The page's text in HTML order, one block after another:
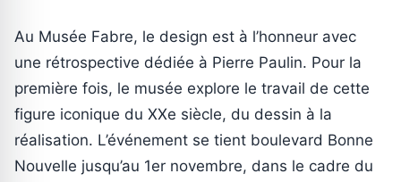
Au Musée Fabre, le design est à l’honneur avec
une rétrospective dédiée à Pierre Paulin. Pour la
première fois, le musée explore le travail de cette
figure iconique du XXe siècle, du dessin à la
réalisation. L’événement se tient boulevard Bonne
Nouvelle jusqu’au 1er novembre, dans le cadre du